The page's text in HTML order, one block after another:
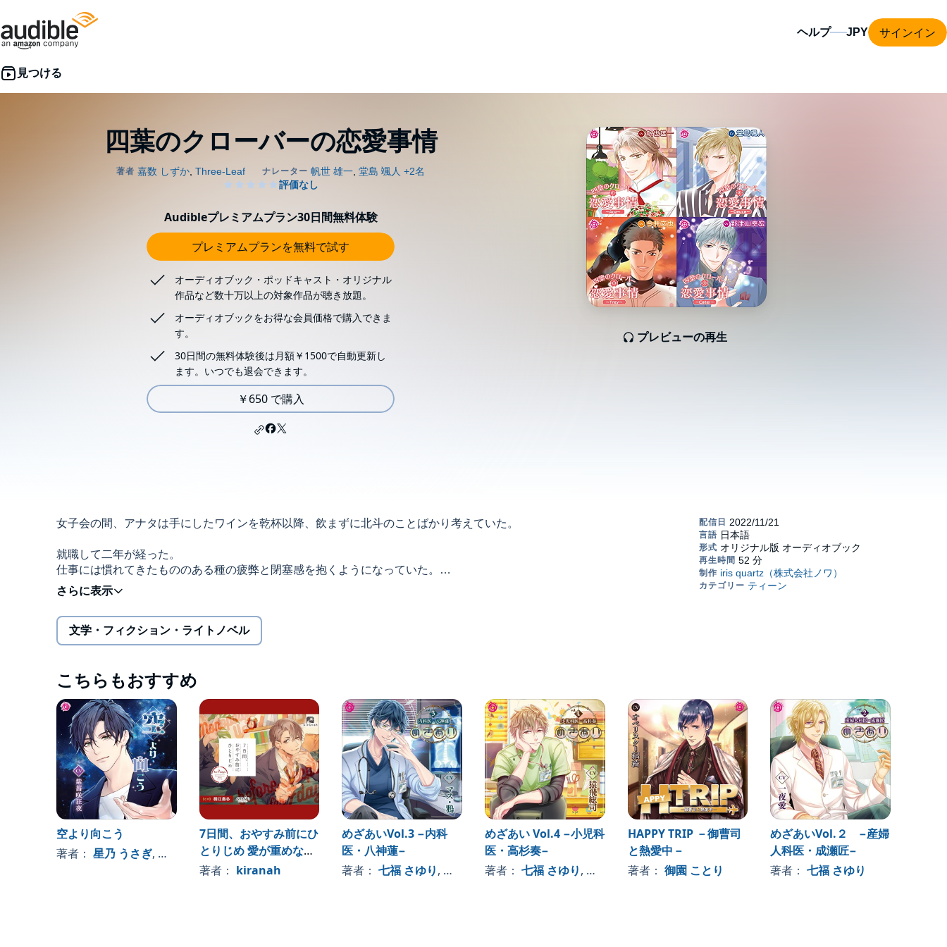
ヘルプ サインイン
四葉のクローバーの恋愛事情
プレビューの再生
Audibleプレミアムプラン30日間無料体験
プレミアムプランを無料で試す
オーディオブック・ポッドキャスト・オリジナル
作品など数十万以上の対象作品が聴き放題。
オーディオブックをお得な会員価格で購入できま
す。
30日間の無料体験後は月額￥1500で自動更新し
ます。いつでも退会できます。
￥650 で購入
女子会の間、アナタは手にしたワインを乾杯以降、飲まずに北斗のことばかり考えていた。
就職して二年が経った。
仕事には慣れてきたもののある種の疲弊と閉塞感を抱くようになっていた。
「このまま流されてていいのだろうか」
そんな時、故郷の旧友からの連絡。有名シェフがフレンチレストランを開店したという報せ。
会話は昔話をともなって盛り上がり、休暇をとってそこで女子会を開こうという話がまとまった。
普段であれば冠婚葬祭でもないのに休暇をとるのは気兼ねする質だが、今回はそうすることに決めたのだ。
そこでアナタは、遠距離恋愛の末に自然消滅してしまった、元カレの北斗と偶然再会する。
恋人時代と変わらぬ会話にアナタの中にひとつの疑問が生じる。
「なぜ、この人と別れてしまったのか」
今は天文台付きの山小屋に住んでいるという北斗。
そのことへの好奇心を装い、女子会後の訪問を頼むアナタ。
見たこともないような立派な望遠鏡や囲炉裏のある温かな空間。
星や神話の解説をする北斗の声。そして消えないまま漂う疑問。
こらえきれずに回答を求めると一旦動揺した後、北斗は何かを自覚したといった感じになる。
やがて、二人から二年間の空白が溶け出し、アナタはいつの間にか北斗に押し倒されていた。©iris quartz／
noix
文学・フィクション・ライトノベル
こちらもおすすめ
空より向こう
著者： 星乃 うさぎ, 、その他
7日間、おやすみ前にひ
とりじめ 愛が重めなエ
リート同僚・啓佑編
著者： kiranah
めざあいVol.3 −内科
医・八神蓮−
著者：七福 さゆり, 、その他
めざあい Vol.4 −小児科
医・高杉奏−
著者： 七福 さゆり, 、その他
HAPPY TRIP －御曹司
と熱愛中－
著者： 御園 ことり
めざあいVol.２ −産婦
人科医・成瀬匠−
著者：七福 さゆり